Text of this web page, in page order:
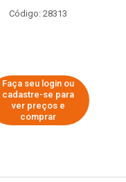
Código: 28313
Faça seu login ou
cadastre-se para
ver preços e
comprar